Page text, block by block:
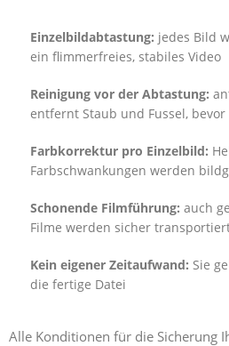
Einzelbildabtastung: jedes Bild
ein flimmerfreies, stabiles Video
Reinigung vor der Abtastung:
entfernt Staub und Fussel,
Farbkorrektur pro Einzelbild:
Farbschwankungen werden
Schonende Filmführung: auch
Filme werden sicher
Kein eigener Zeitaufwand: Sie
die fertige Datei
Alle Konditionen für die Sicherung